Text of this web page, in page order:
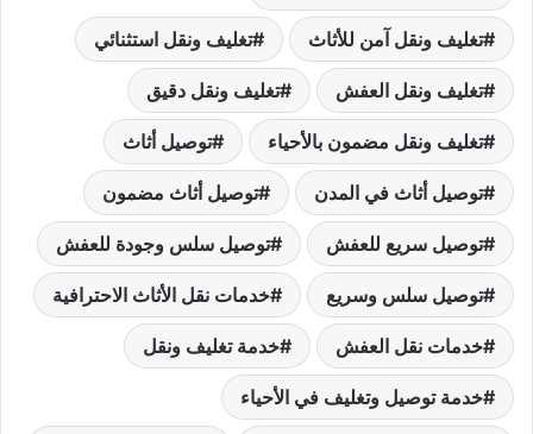
تغليف ونقل آمن للأثاث تغليف ونقل استثنائي
تغليف ونقل العفش تغليف ونقل دقيق
تغليف ونقل مضمون بالأحياء توصيل أثاث
توصيل أثاث في المدن توصيل أثاث مضمون
توصيل سريع للعفش توصيل سلس وجودة للعفش
توصيل سلس وسريع خدمات نقل الأثاث الاحترافية
خدمات نقل العفش خدمة تغليف ونقل
خدمة توصيل وتغليف في الأحياء